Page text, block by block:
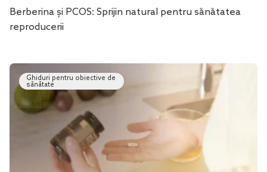
Berberina și PCOS: Sprijin natural pentru sănătatea
reproducerii
Ghiduri pentru obiective de
sănătate